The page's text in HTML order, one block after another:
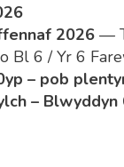
2026 —
Bl 6 / Yr 6
– pob
– Blwyddyn